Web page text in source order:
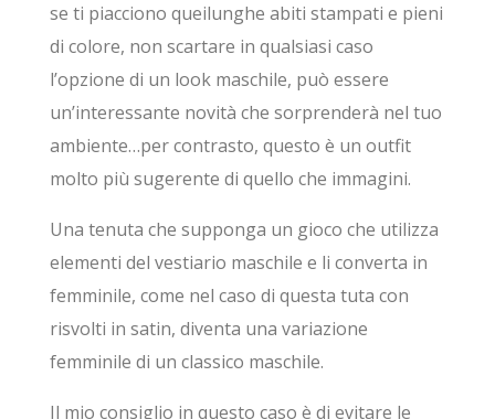
se ti piacciono queilunghe abiti stampati e pieni
di colore, non scartare in qualsiasi caso
l’opzione di un look maschile, può essere
un’interessante novità che sorprenderà nel tuo
ambiente…per contrasto, questo è un outfit
molto più sugerente di quello che immagini.
Una tenuta che supponga un gioco che utilizza
elementi del vestiario maschile e li converta in
femminile, come nel caso di questa tuta con
risvolti in satin, diventa una variazione
femminile di un classico maschile.
Il mio consiglio in questo caso è di evitare le